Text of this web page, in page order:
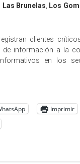
Las Brunelas Los
clientes
de información a la
en los
Imprimir